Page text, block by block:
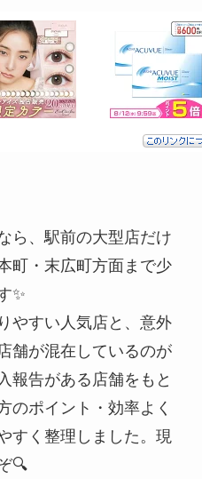
ら、駅前の大型店だけ
町・末広町方面まで少
✨
やすい人気店と、意外
舗が混在しているのが
報告がある店舗をもと
のポイント・効率よく
すく整理しました。現
🔍